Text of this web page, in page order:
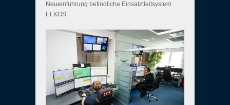
Neueinführung befindliche Einsatztleitsystem
ELKOS.